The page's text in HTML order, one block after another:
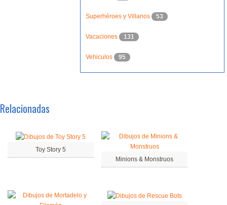
Superhéroes y Villanos 53
Vacaciones 131
Vehiculos 95
Relacionadas
Toy Story 5
Minions & Monstruos